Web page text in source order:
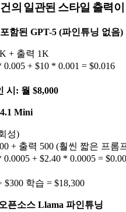
의 일관된 스타일 출력
함된 GPT-5 (파인튜닝 없음)
+ 출력 1K
+ $10 * 0.001 = $0.016
시: 월 $8,000
Mini
성)
+ 출력 500 (훨씬 짧은 프롬
+ $2.40 * 0.0005 =
$300 학습 = $18,300
픈소스 Llama 파인튜닝